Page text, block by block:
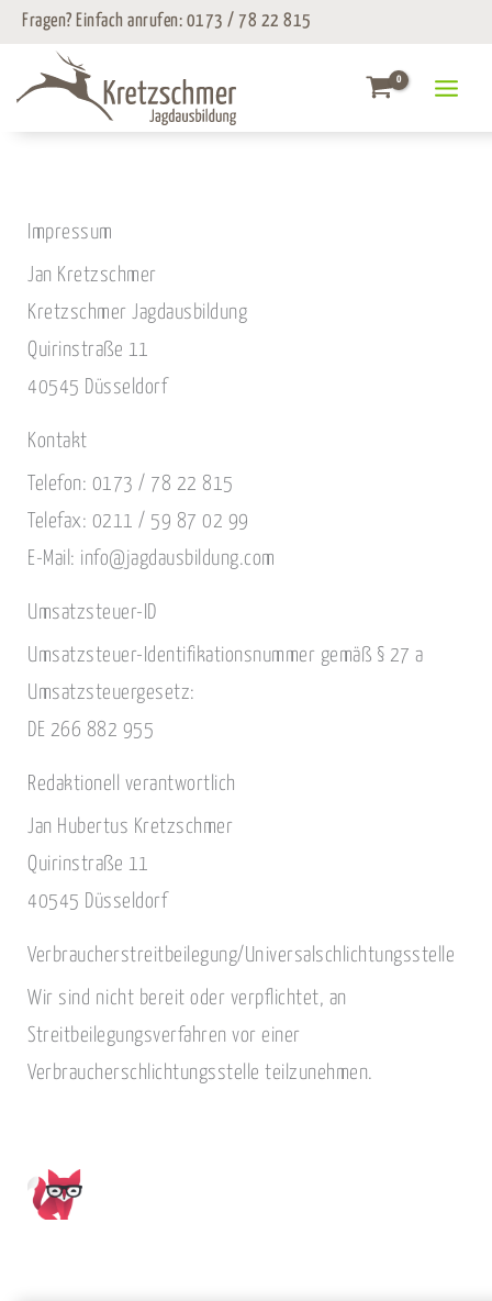
Zum
springen
Fragen? Einfach anrufen: 0173 / 78 22 815
Impressum
Jan Kretzschmer
Kretzschmer Jagdausbildung
Quirinstraße 11
40545 Düsseldorf
Kontakt
Telefon: 0173 / 78 22 815
Telefax: 0211 / 59 87 02 99
E-Mail: info@jagdausbildung.com
Umsatzsteuer-ID
Umsatzsteuer-Identifikationsnummer gemäß § 27 a
Umsatzsteuergesetz:
DE 266 882 955
Redaktionell verantwortlich
Jan Hubertus Kretzschmer
Quirinstraße 11
40545 Düsseldorf
Verbraucher­streit­beilegung/Universal­schlichtungs­stelle
Wir sind nicht bereit oder verpflichtet, an
Streitbeilegungsverfahren vor einer
Verbraucherschlichtungsstelle teilzunehmen.